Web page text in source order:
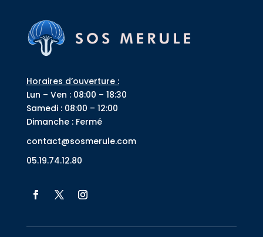
Horaires d’ouverture :
Lun – Ven : 08:00 – 18:30
Samedi : 08:00 – 12:00
Dimanche : Fermé
contact@sosmerule.com
05.19.74.12.80